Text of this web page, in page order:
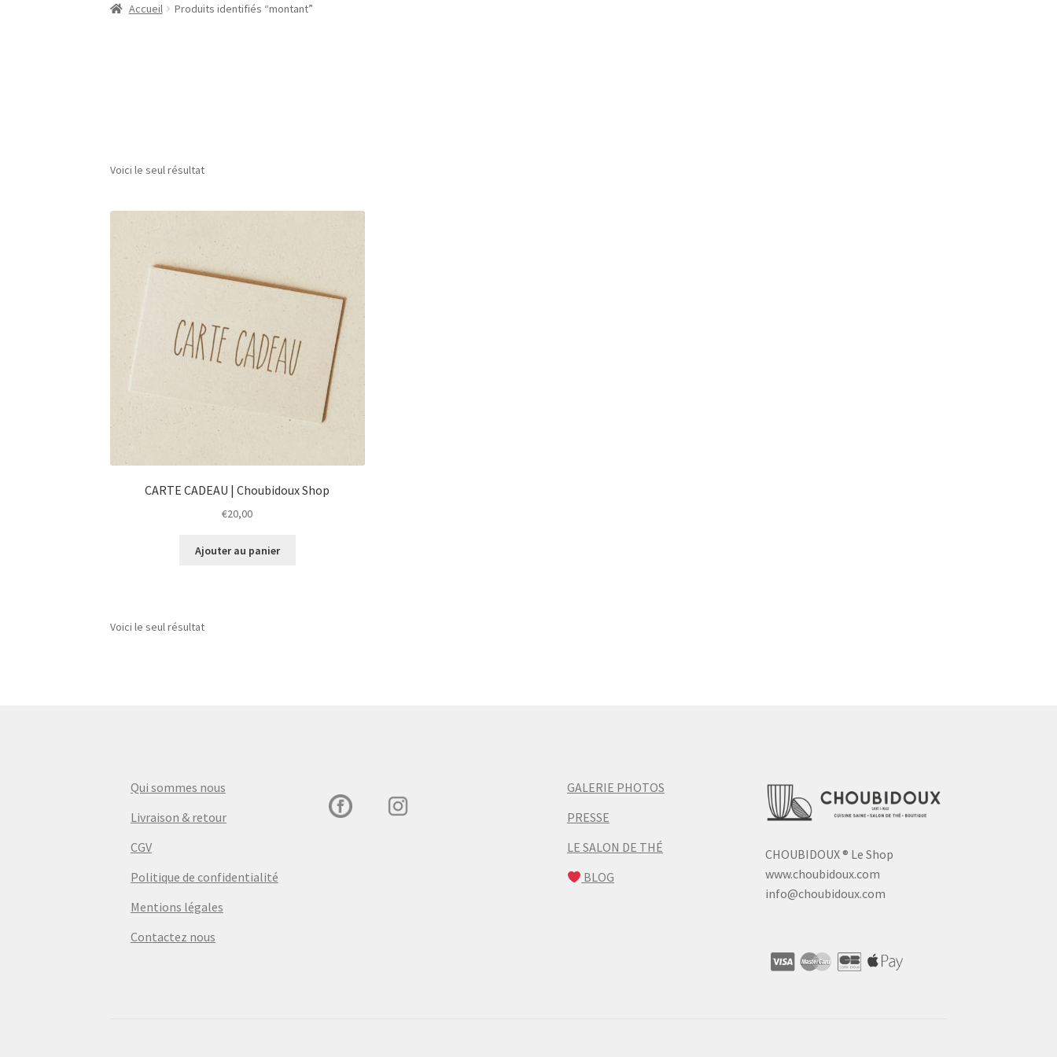
Accueil Produits identifiés “montant”
Voici le seul résultat
CARTE CADEAU | Choubidoux Shop
€20,00
Ajouter au panier
Voici le seul résultat
Qui sommes nous
Livraison & retour
CGV
Politique de confidentialité
Mentions légales
Contactez nous
GALERIE PHOTOS
PRESSE
LE SALON DE THÉ
BLOG
CHOUBIDOUX® Le Shop
www.choubidoux.com
info@choubidoux.com